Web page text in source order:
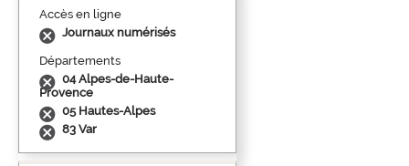
Accès en ligne
Journaux numérisés
Départements
04 Alpes-de-Haute-
Provence
05 Hautes-Alpes
83 Var